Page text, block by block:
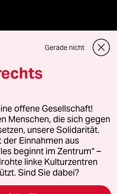
GmbH
Fragen oder für Genehmigungen
Kommune-Richtlinien
Impressum AGB
widerrufen (Ads)
Gerade nicht
offene Gesellschaft!
Menschen, die sich gegen
unsere Solidarität.
Einnahmen aus
beginnt im Zentrum“ –
linke Kulturzentren
Sind Sie dabei?